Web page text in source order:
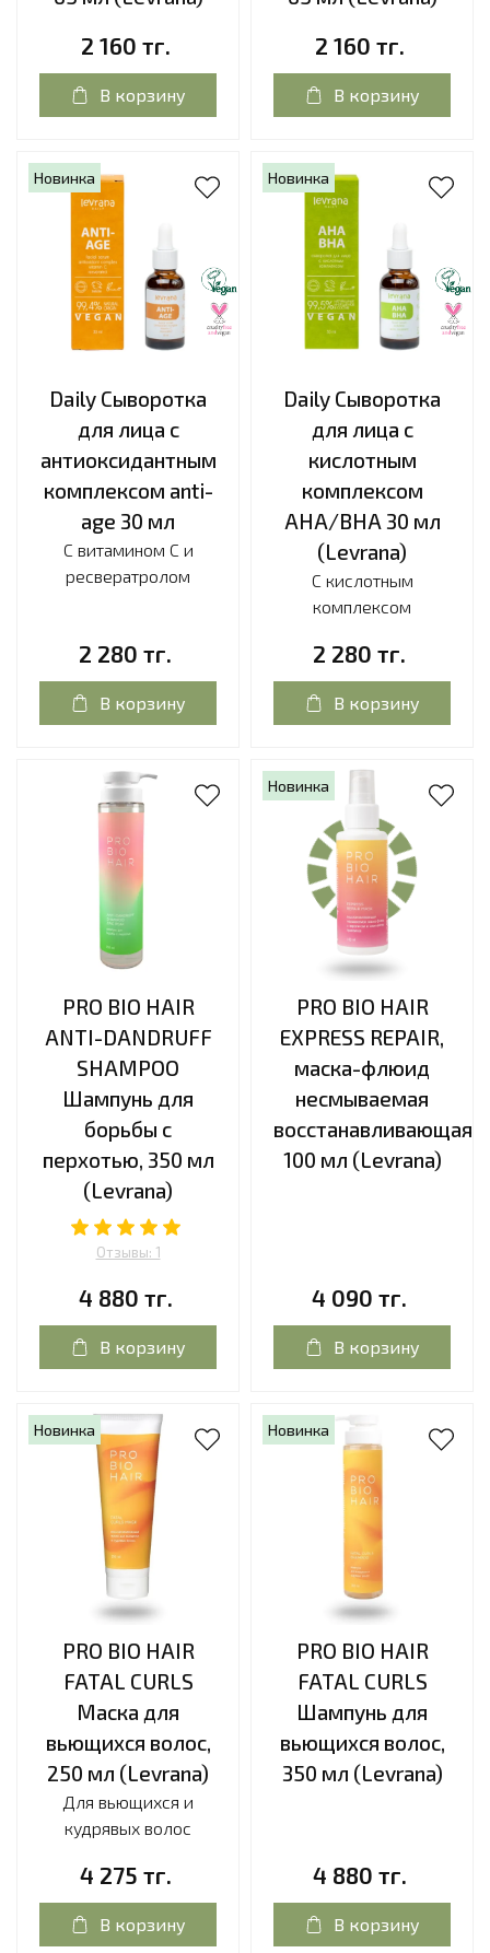
2 160 тг.
В корзину
2 160 тг.
В корзину
Новинка
Daily Сыворотка
для лица с
антиоксидантным
комплексом anti-
age 30 мл
С витамином С и
ресвератролом
2 280 тг.
В корзину
Новинка
Daily Сыворотка
для лица с
кислотным
комплексом
AHA/BHA 30 мл
(Levrana)
С кислотным
комплексом
2 280 тг.
В корзину
PRO BIO HAIR
ANTI-DANDRUFF
SHAMPOO
Шампунь для
борьбы с
перхотью, 350 мл
(Levrana)
Отзывы: 1
4 880 тг.
В корзину
Новинка
PRO BIO HAIR
EXPRESS REPAIR,
маска-флюид
несмываемая
восстанавливающая,
100 мл (Levrana)
4 090 тг.
В корзину
Новинка
PRO BIO HAIR
FATAL CURLS
Маска для
вьющихся волос,
250 мл (Levrana)
Для вьющихся и
кудрявых волос
4 275 тг.
В корзину
Новинка
PRO BIO HAIR
FATAL CURLS
Шампунь для
вьющихся волос,
350 мл (Levrana)
4 880 тг.
В корзину